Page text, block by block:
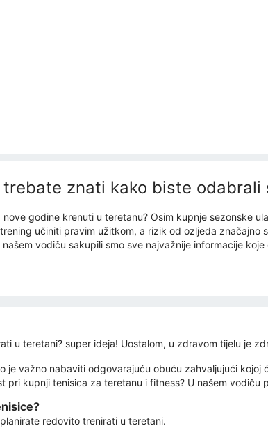
trebate znati kako biste odabrali
nove godine krenuti u teretanu? Osim kupnje sezonske
učiniti pravim užitkom, a rizik od ozljeda značajno
našem vodiču sakupili smo sve najvažnije informacije
u teretani? super ideja! Uostalom, u zdravom tijelu je
je važno nabaviti odgovarajuću obuću zahvaljujući
kupnji tenisica za teretanu i fitness? U našem vodiču
redovito trenirati u teretani.